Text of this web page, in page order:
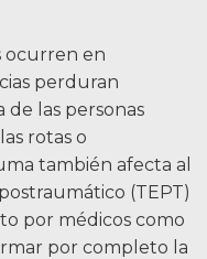
ocurren en
perduran
de las personas
rotas o
también afecta al
(TEPT)
por médicos como
por completo la